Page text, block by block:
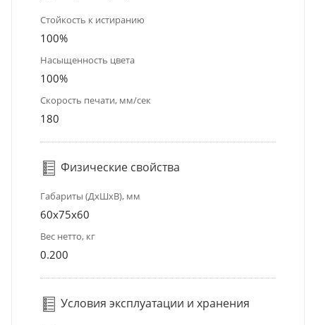
Стойкость к истиранию
100%
Насыщенность цвета
100%
Скорость печати, мм/сек
180
Физические свойства
Габариты (ДхШхВ), мм
60x75x60
Вес нетто, кг
0.200
Условия эксплуатации и хранения